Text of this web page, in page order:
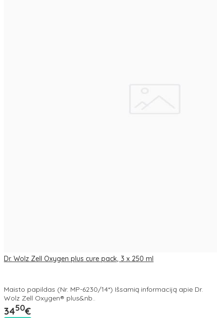
Dr. Wolz Zell Oxygen plus cure pack, 3 x 250 ml
Maisto papildas (Nr. MP-6230/14*) Išsamią informaciją apie Dr.
Wolz Zell Oxygen® plus&nb..
3450€